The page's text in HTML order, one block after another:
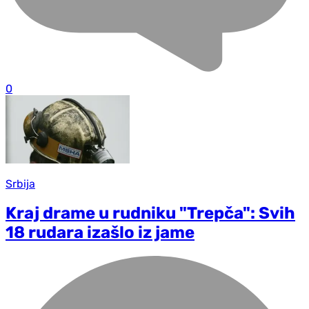
0
Srbija
Kraj drame u rudniku "Trepča": Svih
18 rudara izašlo iz jame